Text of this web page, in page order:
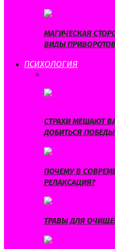
МАГИЧЕСКАЯ
ВИДЫ
ПСИХОЛОГИЯ
СТРАХИ МЕШАЮТ
ДОБИТЬСЯ
ПОЧЕМУ В
РЕЛАКСАЦИЯ?
ТРАВЫ ДЛЯ